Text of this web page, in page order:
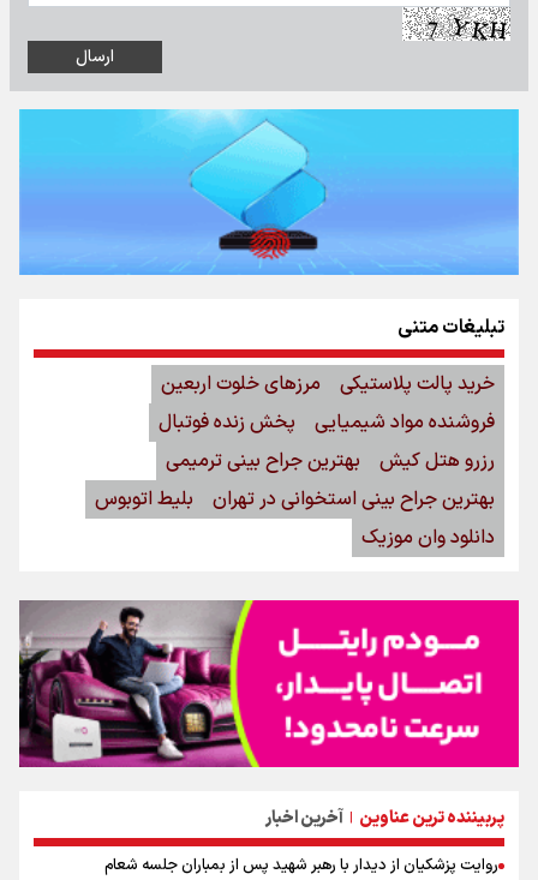
پربیننده ترین عناوین | آخرین اخبار
روایت پزشکیان از دیدار با رهبر شهید پس از بمباران جلسه شعام
تبلیغات متنی
خرید پالت پلاستیکی
مرزهای خلوت اربعین
فروشنده مواد شیمیایی
پخش زنده فوتبال
رزرو هتل کیش
بهترین جراح بینی ترمیمی
بهترین جراح بینی استخوانی در تهران
بلیط اتوبوس
دانلود وان موزیک